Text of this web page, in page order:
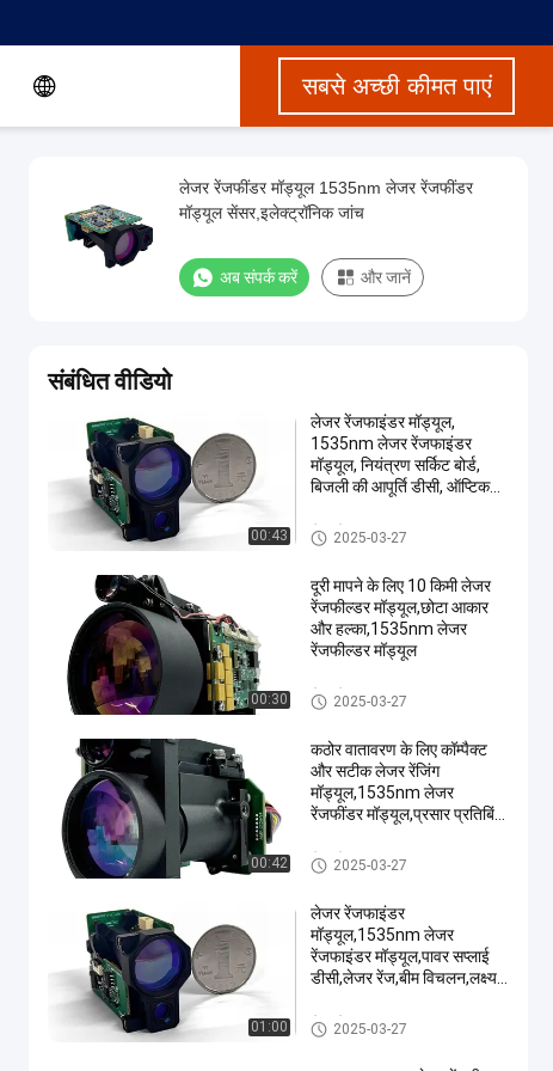
सबसे अच्छी कीमत पाएं
लेजर रेंजफींडर मॉड्यूल 1535nm लेजर रेंजफींडर
मॉड्यूल सेंसर,इलेक्ट्रॉनिक जांच
अब संपर्क करें और जानें
संबंधित वीडियो
00:43
लेजर रेंजफाइंडर मॉड्यूल,
1535nm लेजर रेंजफाइंडर
मॉड्यूल, नियंत्रण सर्किट बोर्ड,
बिजली की आपूर्ति डीसी, ऑप्टिकल
लेजर रेंज फाइंडर मॉड्यूल
2025-03-27
00:30
दूरी मापने के लिए 10 किमी लेजर
रेंजफील्डर मॉड्यूल,छोटा आकार
और हल्का,1535nm लेजर
रेंजफील्डर मॉड्यूल
लेजर रेंज फाइंडर मॉड्यूल
2025-03-27
00:42
कठोर वातावरण के लिए कॉम्पैक्ट
और सटीक लेजर रेंजिंग
मॉड्यूल,1535nm लेजर
रेंजफींडर मॉड्यूल,प्रसार प्रतिबिंब
(2.3m×2.3m लक्ष्य) ≥6 किमी
की दूरी पर।
लेजर रेंज फाइंडर मॉड्यूल
2025-03-27
01:00
लेजर रेंजफाइंडर
मॉड्यूल,1535nm लेजर
रेंजफाइंडर मॉड्यूल,पावर सप्लाई
डीसी,लेजर रेंज,बीम विचलन,लक्ष्य
मीटर,प्रतिबिंबकता 30%,दृश्यता
≥12 किमी
लेजर रेंज फाइंडर मॉड्यूल
2025-03-27